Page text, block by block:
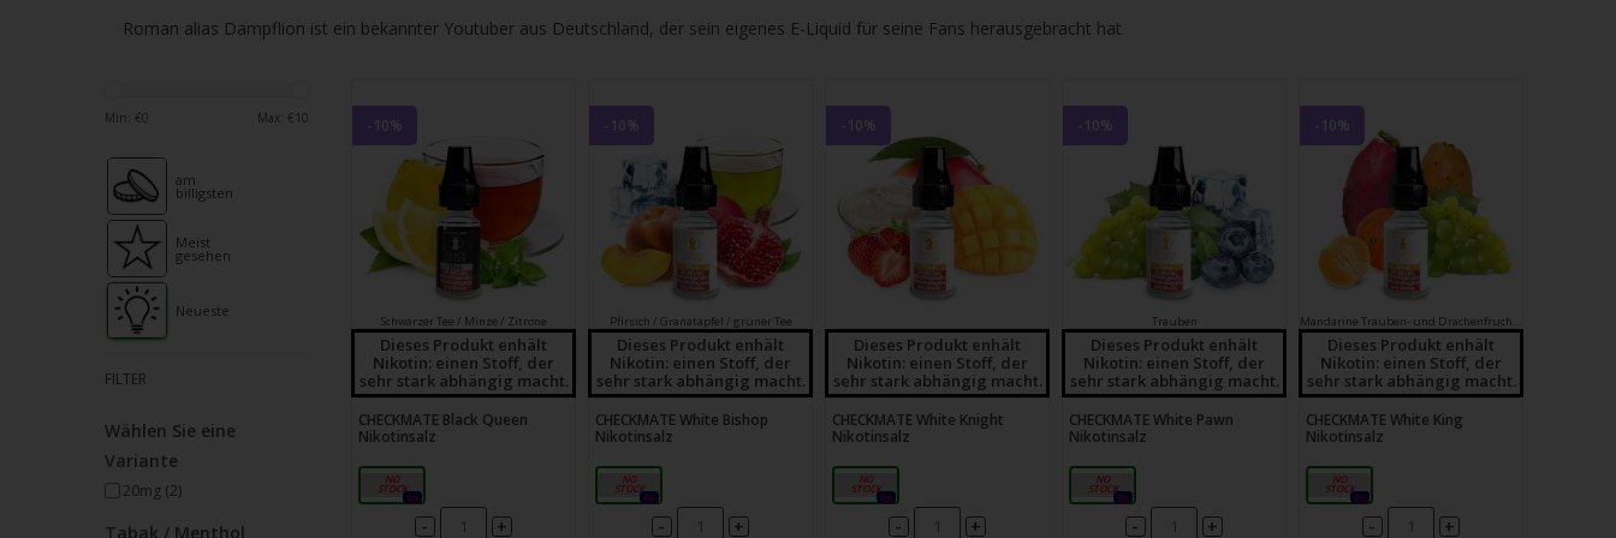
Ergebnis
Eingabetaste,
um
ausgewählten
Suchergebnis
gelangen.
Benutzer
von
Touchgeräten
und
Roman alias Dampflion ist ein bekannter Youtuber aus Deutschland, der sein eigenes E-Liquid für seine Fans herausgebracht hat
Min: €0 Max: € 10
am
billigsten
Meist
gesehen
Neueste
FILTER
Wählen Sie eine
Variante
20mg (2)
Tabak / Menthol
-10%
Schwarzer Tee / Minze / Zitrone
Dieses Produkt enhält
Nikotin: einen Stoff, der
sehr stark abhängig macht.
CHECKMATE Black Queen
Nikotinsalz
20mg
0x
- +
-10%
Pfirsich / Granatapfel / grüner Tee
Dieses Produkt enhält
Nikotin: einen Stoff, der
sehr stark abhängig macht.
CHECKMATE White Bishop
Nikotinsalz
20mg
0x
- +
-10%
Dieses Produkt enhält
Nikotin: einen Stoff, der
sehr stark abhängig macht.
CHECKMATE White Knight
Nikotinsalz
20mg
0x
- +
-10%
Trauben
Dieses Produkt enhält
Nikotin: einen Stoff, der
sehr stark abhängig macht.
CHECKMATE White Pawn
Nikotinsalz
20mg
0x
- +
-10%
Mandarine Trauben- und Drachenfrucht
Dieses Produkt enhält
Nikotin: einen Stoff, der
sehr stark abhängig macht.
CHECKMATE White King
Nikotinsalz
20mg
0x
- +